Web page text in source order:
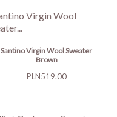
Santino Virgin Wool Sweater
Brown
Price
PLN519.00